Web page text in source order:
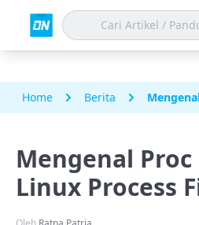
Home Berita
Mengenal
Linux Process